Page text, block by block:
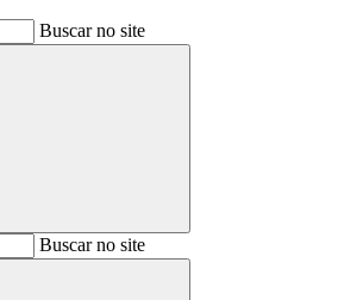
Buscar no site
BuscarBuscar no site